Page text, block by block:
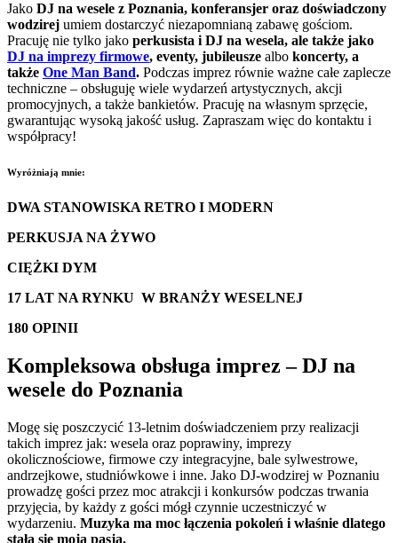
Jako DJ na wesele z Poznania, konferansjer oraz doświadczony
wodzirej umiem dostarczyć niezapomnianą zabawę gościom.
Pracuję nie tylko jako perkusista i DJ na wesela, ale także jako
DJ na imprezy firmowe, eventy, jubileusze albo koncerty, a
także One Man Band. Podczas imprez równie ważne całe zaplecze
techniczne – obsługuję wiele wydarzeń artystycznych, akcji
promocyjnych, a także bankietów. Pracuję na własnym sprzęcie,
gwarantując wysoką jakość usług. Zapraszam więc do kontaktu i
współpracy!
Wyróżniają mnie:
DWA STANOWISKA RETRO I MODERN
PERKUSJA NA ŻYWO
CIĘŻKI DYM
17 LAT NA RYNKU W BRANŻY WESELNEJ
180 OPINII
Kompleksowa obsługa imprez – DJ na
wesele do Poznania
Mogę się poszczycić 13-letnim doświadczeniem przy realizacji
takich imprez jak: wesela oraz poprawiny, imprezy
okolicznościowe, firmowe czy integracyjne, bale sylwestrowe,
andrzejkowe, studniówkowe i inne. Jako DJ-wodzirej w Poznaniu
prowadzę gości przez moc atrakcji i konkursów podczas trwania
przyjęcia, by każdy z gości mógł czynnie uczestniczyć w
wydarzeniu. Muzyka ma moc łączenia pokoleń i właśnie dlatego
stała się moją pasją.